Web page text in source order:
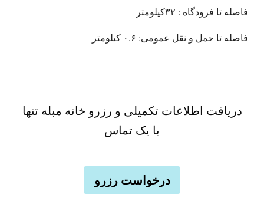
فاصله تا فرودگاه : ۳۲کیلومتر
فاصله تا حمل و نقل عمومی: ۰.۶ کیلومتر
دریافت اطلاعات تکمیلی و رزرو خانه مبله تنها
با یک تماس
درخواست رزرو